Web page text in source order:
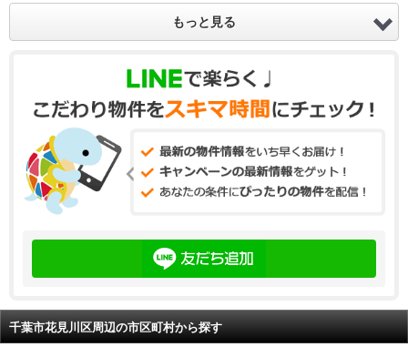
もっと見る
千葉市花見川区周辺の市区町村から探す